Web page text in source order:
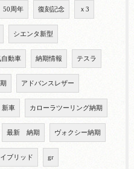
周年 復刻記念 ｘ3
シエンタ新型
自動車 納期情報 テスラ
アドバンスレザー
車 カローラツーリング納期
最新 納期 ヴォクシー納期
ブリッド gr